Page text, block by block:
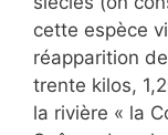
cette espèce
réapparition
trente kilos,
la rivière « la